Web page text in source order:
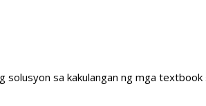
solusyon sa kakulangan ng mga